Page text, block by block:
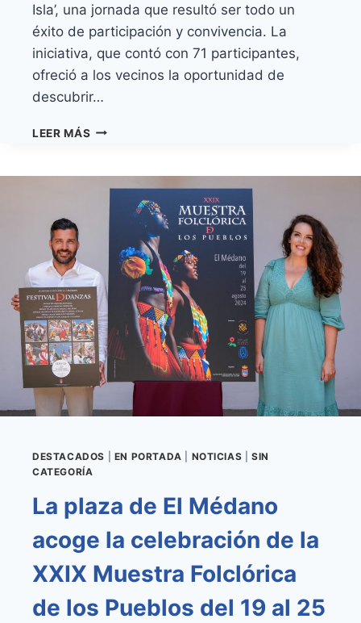
Isla’, una jornada que resultó ser todo un
éxito de participación y convivencia. La
iniciativa, que contó con 71 participantes,
ofreció a los vecinos la oportunidad de
descubrir…
LEER MÁS GRAN
LA
JORNADA
CONVIVENCIA
‘VUELTA
A
LA
ISLA’
DESTACADOS EN PORTADA NOTICIAS |SIN
CATEGORÍA
La plaza de El Médano
acoge la celebración de la
XXIX Muestra Folclórica
de los Pueblos del 19 al 25